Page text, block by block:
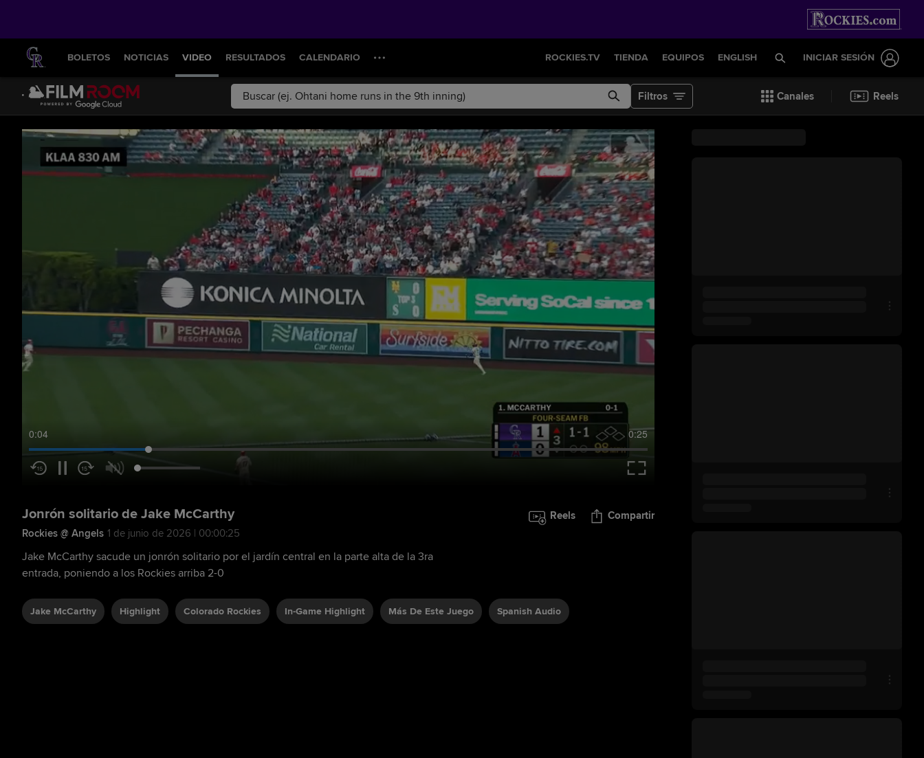
BOLETOS NOTICIAS VIDEO RESULTADOS CALENDARIO ROCKIES.TV TIENDA EQUIPOS ENGLISH INICIAR SESIÓN
Filtros Canales Reels
0:05 0:25
Jonrón solitario de Jake McCarthy
Rockies @ Angels 1 de junio de 2026 | 00:00:25
Reels Compartir
Jake McCarthy sacude un jonrón solitario por el jardín central en la parte alta de la 3ra
entrada, poniendo a los Rockies arriba 2-0
Jake McCarthy Highlight Colorado Rockies In-Game Highlight Más De Este Juego Spanish Audio